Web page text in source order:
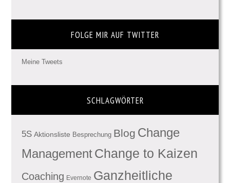
FOLGE MIR AUF TWITTER
Meine Tweets
SCHLAGWÖRTER
5S Aktionsliste Besprechung Blog Change
ManagementChange to Kaizen
Coaching Evernote Ganzheitliche